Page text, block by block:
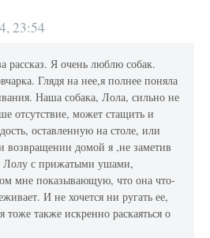
23:54
рассказ. Я очень люблю собак.
Глядя на нее,я полнее поняла
Наша собака, Лола, сильно не
отсутствие, может стащить и
оставленную на столе, или
возвращении домой я ,не заметив
Лолу с прижатыми ушами,
мне показывающую, что она что-
И не хочется ни ругать ее,
тоже также искренно раскаяться о